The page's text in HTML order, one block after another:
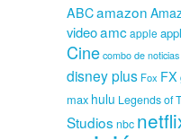
ABCamazon
videoamcapple
Cine combo de noticias
disney plus Fox FX
max hulu Legends of
Studios nbc